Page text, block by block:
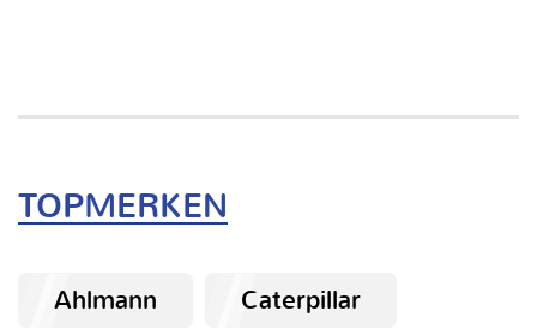
TOPMERKEN
Ahlmann
Caterpillar